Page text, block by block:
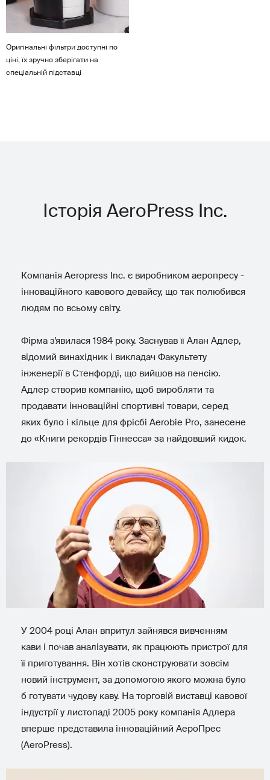
Оригінальні фільтри доступні по
ціні, їх зручно зберігати на
спеціальній підставці
Історія AeroPress Inc.
Компанія Aeropress Inc. є виробником аеропресу -
інноваційного кавового девайсу, що так полюбився
людям по всьому світу.
Фірма з'явилася 1984 року. Заснував її Алан Адлер,
відомий винахідник і викладач Факультету
інженерії в Стенфорді, що вийшов на пенсію.
Адлер створив компанію, щоб виробляти та
продавати інноваційні спортивні товари, серед
яких було і кільце для фрісбі Aerobie Pro, занесене
до «Книги рекордів Гіннесса» за найдовший кидок.
У 2004 році Алан впритул зайнявся вивченням
кави і почав аналізувати, як працюють пристрої для
її приготування. Він хотів сконструювати зовсім
новий інструмент, за допомогою якого можна було
б готувати чудову каву. На торговій виставці кавової
індустрії у листопаді 2005 року компанія Адлера
вперше представила інноваційний АероПрес
(AeroPress).